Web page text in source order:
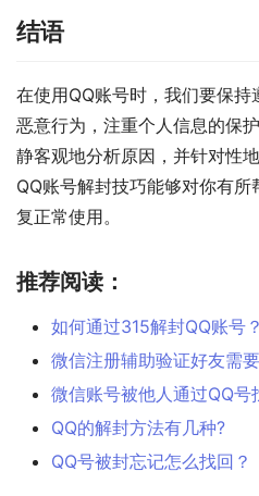
结语
在使用QQ账号时，我们要保
恶意行为，注重个人信息的保
静客观地分析原因，并针对性
QQ账号解封技巧能够对你有
复正常使用。
推荐阅读：
如何通过315解封QQ账号？
微信注册辅助验证好友需
微信账号被他人通过QQ号
QQ的解封方法有几种?
QQ号被封忘记怎么找回？